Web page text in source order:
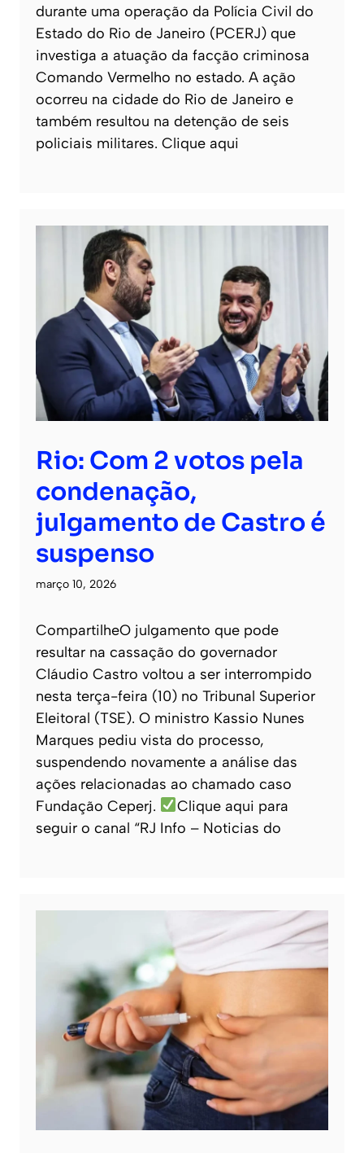
durante uma operação da Polícia Civil do
Estado do Rio de Janeiro (PCERJ) que
investiga a atuação da facção criminosa
Comando Vermelho no estado. A ação
ocorreu na cidade do Rio de Janeiro e
também resultou na detenção de seis
policiais militares. Clique aqui
Rio: Com 2 votos pela
condenação,
julgamento de Castro é
suspenso
março 10, 2026
CompartilheO julgamento que pode
resultar na cassação do governador
Cláudio Castro voltou a ser interrompido
nesta terça-feira (10) no Tribunal Superior
Eleitoral (TSE). O ministro Kassio Nunes
Marques pediu vista do processo,
suspendendo novamente a análise das
ações relacionadas ao chamado caso
Fundação Ceperj.
Clique aqui para
seguir o canal “RJ Info – Noticias do